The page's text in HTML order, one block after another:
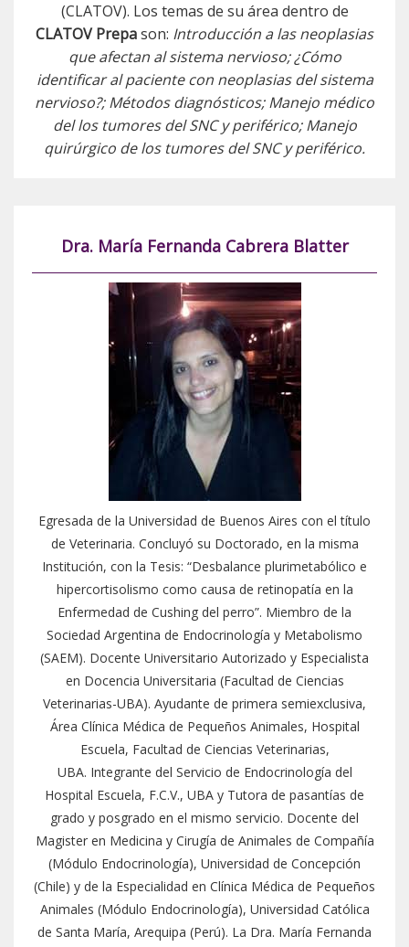
(CLATOV). Los temas de su área dentro de
CLATOV Prepason: Introducción a las neoplasias
que afectan al sistema nervioso; ¿Cómo
identificar al paciente con neoplasias del sistema
nervioso?; Métodos diagnósticos; Manejo médico
del los tumores del SNC y periférico; Manejo
quirúrgico de los tumores del SNC y periférico.
Dra. María Fernanda Cabrera Blatter
Egresada de la Universidad de Buenos Aires con el título
de Veterinaria. Concluyó su Doctorado, en la misma
Institución, con la Tesis: “Desbalance plurimetabólico e
hipercortisolismo como causa de retinopatía en la
Enfermedad de Cushing del perro”. Miembro de la
Sociedad Argentina de Endocrinología y Metabolismo
(SAEM). Docente Universitario Autorizado y Especialista
en Docencia Universitaria (Facultad de Ciencias
Veterinarias-UBA). Ayudante de primera semiexclusiva,
Área Clínica Médica de Pequeños Animales, Hospital
Escuela, Facultad de Ciencias Veterinarias,
UBA. Integrante del Servicio de Endocrinología del
Hospital Escuela, F.C.V., UBA y Tutora de pasantías de
grado y posgrado en el mismo servicio. Docente del
Magister en Medicina y Cirugía de Animales de Compañía
(Módulo Endocrinología), Universidad de Concepción
(Chile) y de la Especialidad en Clínica Médica de Pequeños
Animales (Módulo Endocrinología), Universidad Católica
de Santa María, Arequipa (Perú). La Dra. María Fernanda